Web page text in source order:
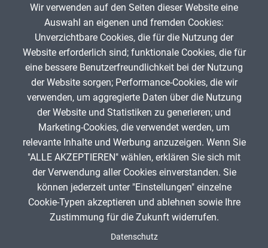
531 Aufrufe
ANZEIGE
Spenden
Impressum
Wir verwenden auf den Seiten dieser Website eine
Auswahl an eigenen und fremden Cookies:
Unverzichtbare Cookies, die für die Nutzung der
Website erforderlich sind; funktionale Cookies, die für
eine bessere Benutzerfreundlichkeit bei der Nutzung
der Website sorgen; Performance-Cookies, die wir
verwenden, um aggregierte Daten über die Nutzung
der Website und Statistiken zu generieren; und
Marketing-Cookies, die verwendet werden, um
relevante Inhalte und Werbung anzuzeigen. Wenn Sie
"ALLE AKZEPTIEREN" wählen, erklären Sie sich mit
der Verwendung aller Cookies einverstanden. Sie
können jederzeit unter "Einstellungen" einzelne
Cookie-Typen akzeptieren und ablehnen sowie Ihre
Zustimmung für die Zukunft widerrufen.
Datenschutz